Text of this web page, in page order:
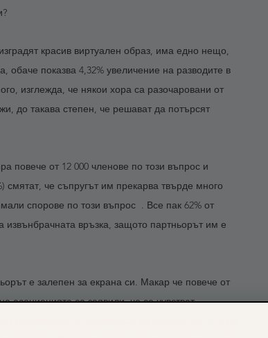
красив виртуален образ, има едно нещо,
обаче показва 4,32% увеличение на разводите в
изглежда, че някои хора са разочаровани от
до такава степен, че решават да потърсят
повече от 12 000 членове по този въпрос и
смятат, че съпругът им прекарва твърде много
спорове по този въпрос  . Все пак 62% от
връзка, защото партньорът им е
е залепен за екрана си. Макар че повече от
асоциацията са заявили, че се чувстват